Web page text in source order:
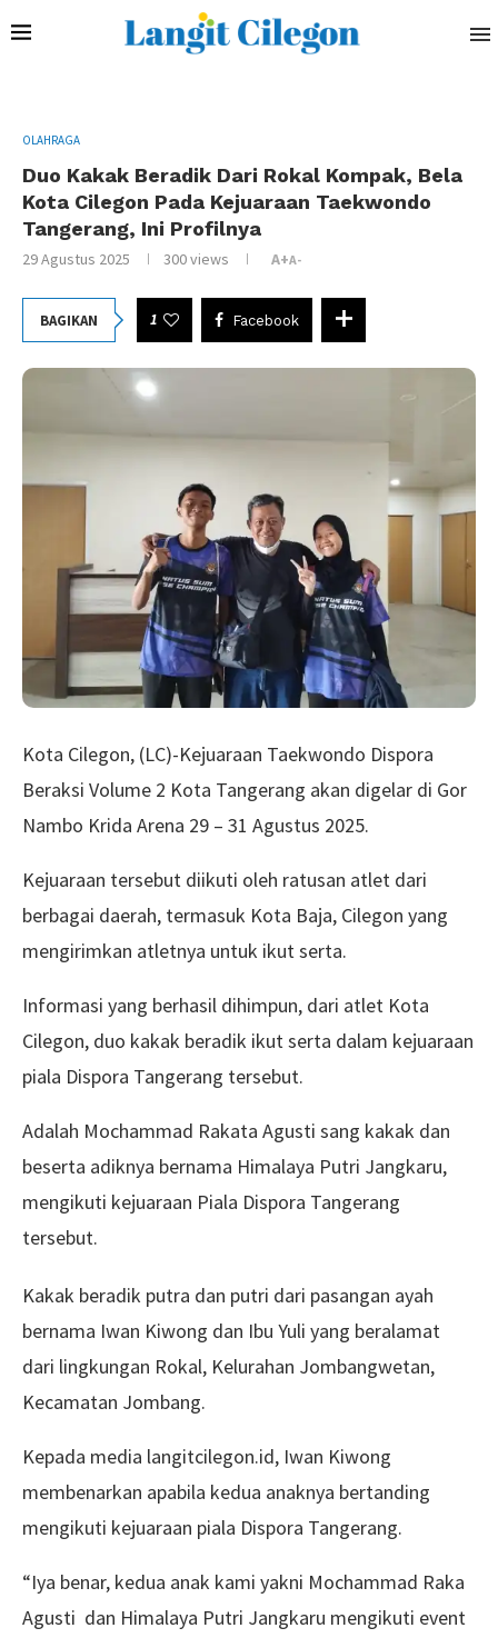
OLAHRAGA
Duo Kakak Beradik Dari Rokal Kompak, Bela
Kota Cilegon Pada Kejuaraan Taekwondo
Tangerang, Ini Profilnya
29 Agustus 2025 300views A+A-
BAGIKAN 1 Facebook
Kota Cilegon, (LC)-Kejuaraan Taekwondo Dispora
Beraksi Volume 2 Kota Tangerang akan digelar di Gor
Nambo Krida Arena 29 – 31 Agustus 2025.
Kejuaraan tersebut diikuti oleh ratusan atlet dari
berbagai daerah, termasuk Kota Baja, Cilegon yang
mengirimkan atletnya untuk ikut serta.
Informasi yang berhasil dihimpun, dari atlet Kota
Cilegon, duo kakak beradik ikut serta dalam kejuaraan
piala Dispora Tangerang tersebut.
Adalah Mochammad Rakata Agusti sang kakak dan
beserta adiknya bernama Himalaya Putri Jangkaru,
mengikuti kejuaraan Piala Dispora Tangerang
tersebut.
Kakak beradik putra dan putri dari pasangan ayah
bernama Iwan Kiwong dan Ibu Yuli yang beralamat
dari lingkungan Rokal, Kelurahan Jombangwetan,
Kecamatan Jombang.
Kepada media langitcilegon.id, Iwan Kiwong
membenarkan apabila kedua anaknya bertanding
mengikuti kejuaraan piala Dispora Tangerang.
“Iya benar, kedua anak kami yakni Mochammad Raka
Agusti dan Himalaya Putri Jangkaru mengikuti event